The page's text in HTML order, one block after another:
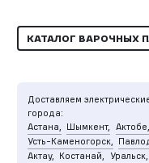
КАТАЛОГ ВАРОЧНЫХ
Доставляем
города:
Астана, Шымкент, Актобе,
Усть-Каменогорск,
Актау, Костанай, Уральск,